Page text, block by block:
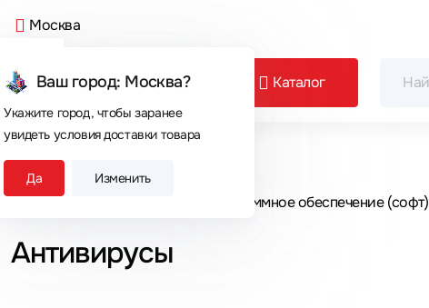
Москва
Ваш город: Москва?
Укажите город, чтобы заранее
увидеть условия доставки товара
Да Изменить
Каталог
Сегодня покупают
Главная Программное обеспечение (софт)
Антивирусы